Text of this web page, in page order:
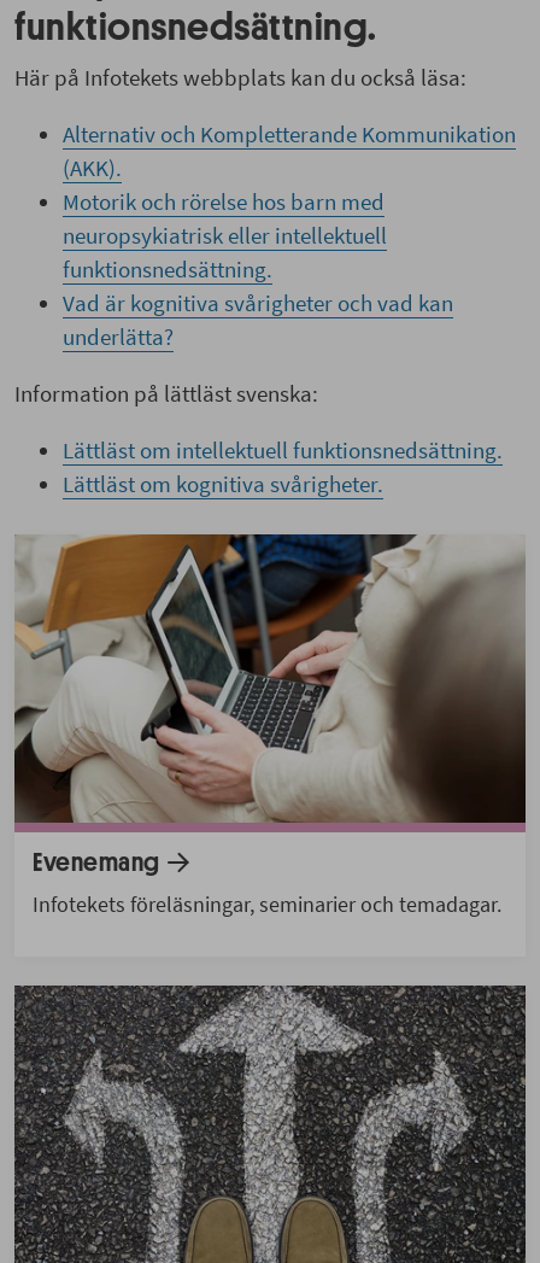
funktionsnedsättning.
Här på Infotekets webbplats kan du också läsa:
Alternativ och Kompletterande Kommunikation
(AKK).
Motorik och rörelse hos barn med
neuropsykiatrisk eller intellektuell
funktionsnedsättning.
Vad är kognitiva svårigheter och vad kan
underlätta?
Information på lättläst svenska:
Lättläst om intellektuell funktionsnedsättning.
Lättläst om kognitiva svårigheter.
Evenemang
Infotekets föreläsningar, seminarier och temadagar.